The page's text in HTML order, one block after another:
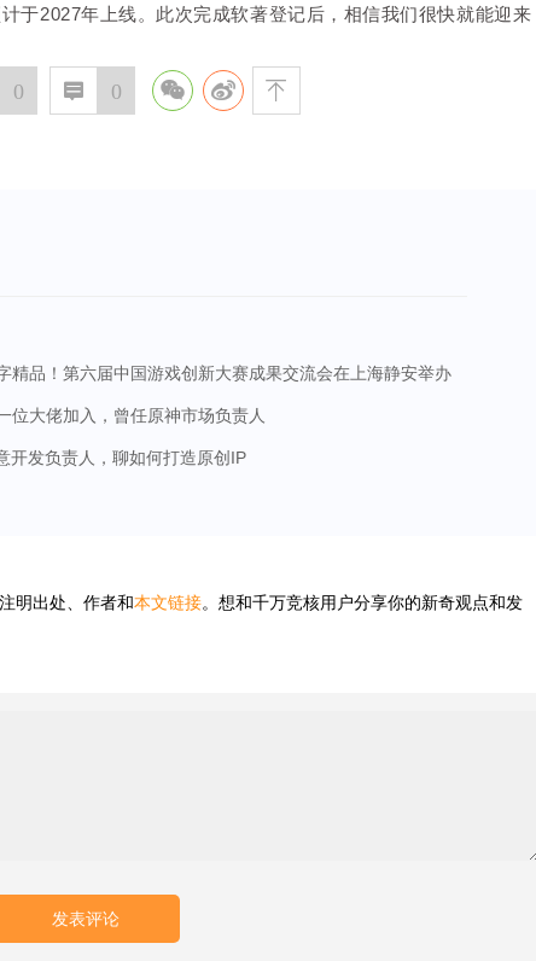
于2027年上线。此次完成软著登记后，相信我们很快就能迎来
0  0 
精品！第六届中国游戏创新大赛成果交流会在上海静安举办
位大佬加入，曾任原神市场负责人
开发负责人，聊如何打造原创IP
明出处、作者和本文链接。想和千万竞核用户分享你的新奇观点和发